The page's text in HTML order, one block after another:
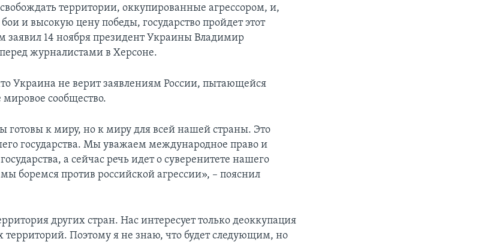
территории, оккупированные агрессором, и,
и высокую цену победы, государство пройдет этот
заявил 14 ноября президент Украины Владимир
журналистами в Херсоне.
Украина не верит заявлениям России, пытающейся
сообщество.
к миру, но к миру для всей нашей страны. Это
государства. Мы уважаем международное право и
а сейчас речь идет о суверенитете нашего
боремся против российской агрессии», – пояснил
других стран. Нас интересует только деоккупация
Поэтому я не знаю, что будет следующим, но